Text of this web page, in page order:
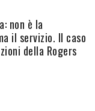
non è la
il servizio. Il caso
della Rogers